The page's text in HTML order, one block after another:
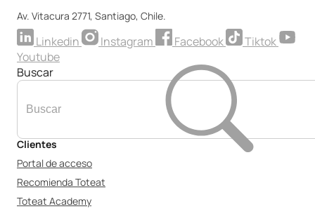
Av. Vitacura 2771, Santiago, Chile.
Linkedin Instagram Facebook
Tiktok
Youtube
Buscar
Clientes
Portal de acceso
Recomienda Toteat
Toteat Academy